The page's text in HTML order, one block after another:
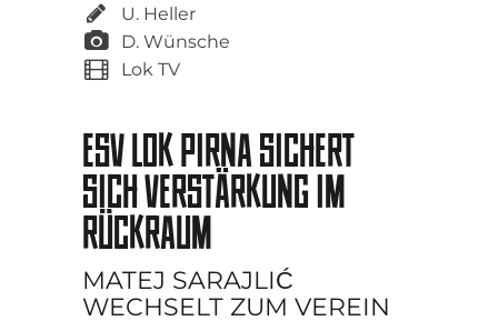
U. Heller
D. Wünsche
Lok TV
ESV LOK PIRNA SICHERT
SICH VERSTÄRKUNG IM
RÜCKRAUM
MATEJ SARAJLIĆ
WECHSELT ZUM VEREIN